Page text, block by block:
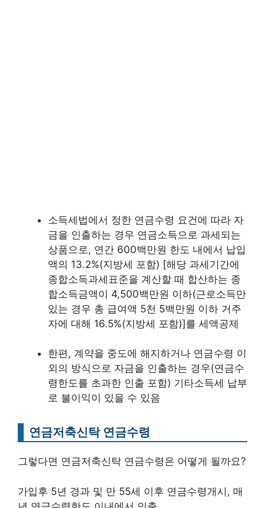
소득세법에서 정한 연금수령 요건에 따라 자
금을 인출하는 경우 연금소득으로 과세되는
상품으로, 연간 600백만원 한도 내에서 납입
액의 13.2%(지방세 포함) [해당 과세기간에
종합소득과세표준을 계산할 때 합산하는 종
합소득금액이 4,500백만원 이하(근로소득만
있는 경우 총 급여액 5천 5백만원 이하 거주
자에 대해 16.5%(지방세 포함)]를 세액공제
한편, 계약을 중도에 해지하거나 연금수령 이
외의 방식으로 자금을 인출하는 경우(연금수
령한도를 초과한 인출 포함) 기타소득세 납부
로 불이익이 있을 수 있음
연금저축신탁 연금수령
그렇다면 연금저축신탁 연금수령은 어떻게 될까요?
가입후 5년 경과 및 만 55세 이후 연금수령개시, 매